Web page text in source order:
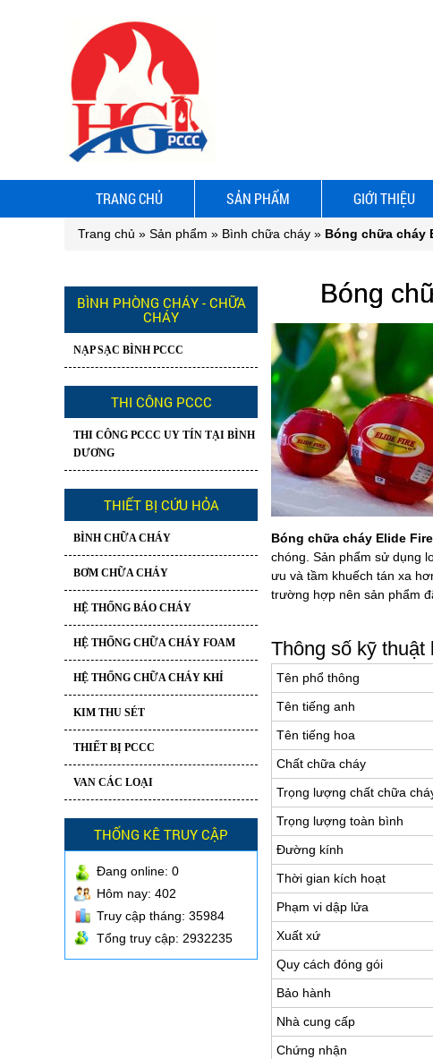
TRANG CHỦ SẢN PHẨM GIỚI THIỆU
Trang chủ » Sản phẩm » Bình chữa cháy » Bóng chữa cháy
BÌNH PHÒNG CHÁY - CHỮA
CHÁY
NẠP SẠC BÌNH PCCC
THI CÔNG PCCC
THI CÔNG PCCC UY TÍN TẠI BÌNH
DƯƠNG
THIẾT BỊ CỨU HỎA
BÌNH CHỮA CHÁY
BƠM CHỮA CHÁY
HỆ THỐNG BÁO CHÁY
HỆ THỐNG CHỮA CHÁY FOAM
HỆ THỐNG CHỮA CHÁY KHÍ
KIM THU SÉT
THIẾT BỊ PCCC
VAN CÁC LOẠI
THỐNG KÊ TRUY CẬP
Đang online: 0
Hôm nay: 402
Truy cập tháng: 35984
Tổng truy cập: 2932235
Bóng
Bóng chữa cháy Elide
chóng. Sản phẩm sử dụng
ưu và tầm khuếch tán xa
trường hợp nên sản phẩm
Thông số kỹ
Tên phổ thông
Tên tiếng anh
Tên tiếng hoa
Chất chữa cháy
Trọng lượng chất chữa
Trọng lượng toàn bình
Đường kính
Thời gian kích hoạt
Phạm vi dập lửa
Xuất xứ
Quy cách đóng gói
Bảo hành
Nhà cung cấp
Chứng nhận